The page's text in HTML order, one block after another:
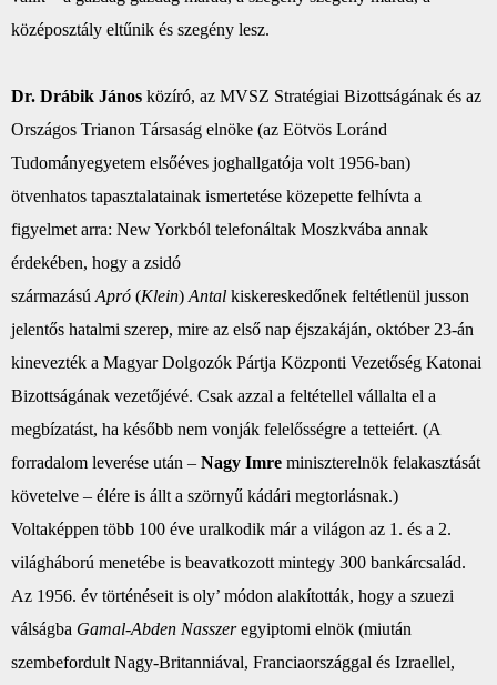
középosztály eltűnik és szegény lesz.
Dr. Drábik János közíró, az MVSZ Stratégiai Bizottságának és az
Országos Trianon Társaság elnöke (az Eötvös Loránd
Tudományegyetem elsőéves joghallgatója volt 1956-ban)
ötvenhatos tapasztalatainak ismertetése közepette felhívta a
figyelmet arra: New Yorkból telefonáltak Moszkvába annak
érdekében, hogy a zsidó
származású Apró (Klein) Antal kiskereskedőnek feltétlenül jusson
jelentős hatalmi szerep, mire az első nap éjszakáján, október 23-án
kinevezték a Magyar Dolgozók Pártja Központi Vezetőség Katonai
Bizottságának vezetőjévé. Csak azzal a feltétellel vállalta el a
megbízatást, ha később nem vonják felelősségre a tetteiért. (A
forradalom leverése után – Nagy Imre miniszterelnök felakasztását
követelve – élére is állt a szörnyű kádári megtorlásnak.)
Voltaképpen több 100 éve uralkodik már a világon az 1. és a 2.
világháború menetébe is beavatkozott mintegy 300 bankárcsalád.
Az 1956. év történéseit is oly’ módon alakították, hogy a szuezi
válságba Gamal-Abden Nasszeregyiptomi elnök (miután
szembefordult Nagy-Britanniával, Franciaországgal és Izraellel,